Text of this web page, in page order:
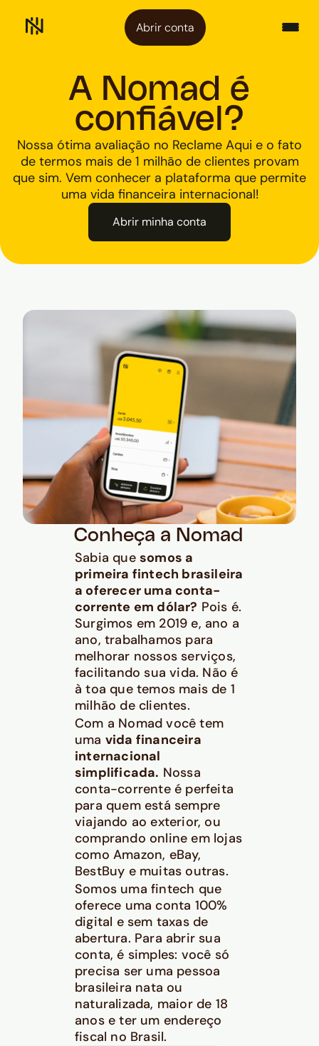
Abrir conta
A Nomad é
confiável?
Nossa ótima avaliação no Reclame Aqui e o fato
de termos mais de 1 milhão de clientes provam
que sim. Vem conhecer a plataforma que permite
uma vida financeira internacional!
Abrir minha conta
Conheça a Nomad
Sabia que somos a
primeira fintech brasileira
a oferecer uma conta-
corrente em dólar? Pois é.
Surgimos em 2019 e, ano a
ano, trabalhamos para
melhorar nossos serviços,
facilitando sua vida. Não é
à toa que temos mais de 1
milhão de clientes.
Com a Nomad você tem
uma vida financeira
internacional
simplificada. Nossa
conta-corrente é perfeita
para quem está sempre
viajando ao exterior, ou
comprando online em lojas
como Amazon, eBay,
BestBuy e muitas outras.
Somos uma fintech que
oferece uma conta 100%
digital e sem taxas de
abertura. Para abrir sua
conta, é simples: você só
precisa ser uma pessoa
brasileira nata ou
naturalizada, maior de 18
anos e ter um endereço
fiscal no Brasil.